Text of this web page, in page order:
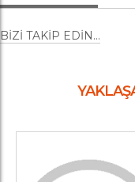
BIZI TAKIP EDIN...